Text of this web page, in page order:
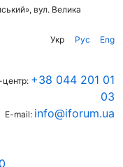
вул. Велика
Укр
Рус Eng
+38 044 201 01
03
E-mail: info@iforum.ua